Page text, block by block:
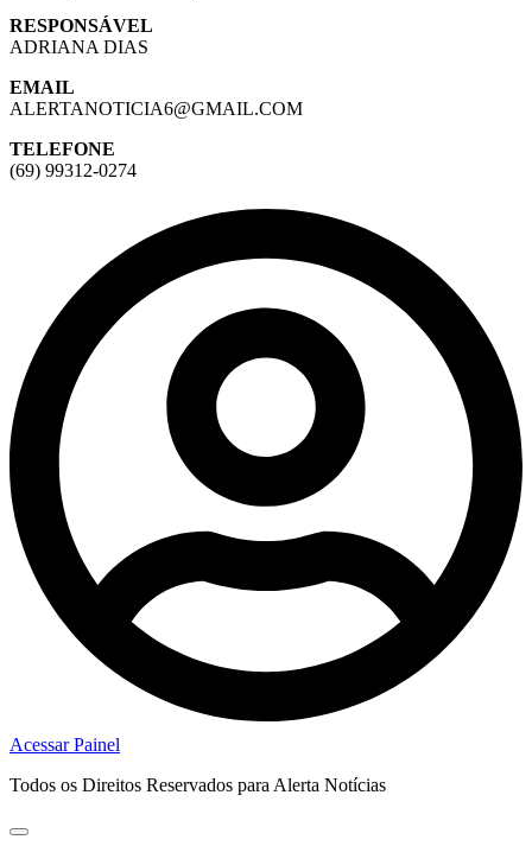
RESPONSÁVEL
ADRIANA DIAS
EMAIL
ALERTANOTICIA6@GMAIL.COM
TELEFONE
(69) 99312-0274
Acessar Painel
Todos os Direitos Reservados para Alerta Notícias